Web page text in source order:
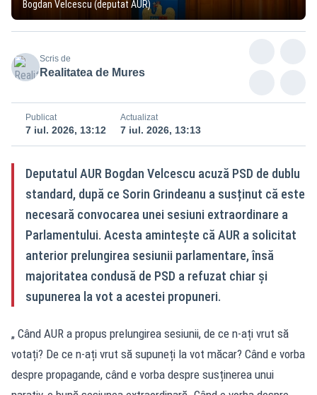
Bogdan Velcescu (deputat AUR)
Scris de
Realitatea de Mures
Publicat
7 iul. 2026, 13:12
Actualizat
7 iul. 2026, 13:13
Deputatul AUR Bogdan Velcescu acuză PSD de dublu
standard, după ce Sorin Grindeanu a susținut că este
necesară convocarea unei sesiuni extraordinare a
Parlamentului. Acesta amintește că AUR a solicitat
anterior prelungirea sesiunii parlamentare, însă
majoritatea condusă de PSD a refuzat chiar și
supunerea la vot a acestei propuneri.
„ Când AUR a propus prelungirea sesiunii, de ce n-ați vrut să
votați? De ce n-ați vrut să supuneți la vot măcar? Când e vorba
despre propagande, când e vorba despre susținerea unui